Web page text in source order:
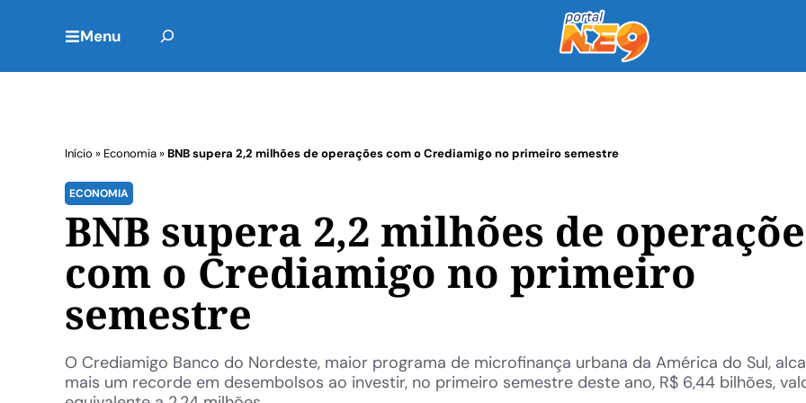
Menu
Início » Economia»BNB supera 2,2 milhões de operações com o Crediamigo no primeiro semestre
ECONOMIA
BNB supera 2,2 milhões de
com o Crediamigo no primeiro
semestre
O Crediamigo Banco do Nordeste, maior programa de microfinança urbana da América do Sul,
mais um recorde em desembolsos ao investir, no primeiro semestre deste ano, R$ 6,44 bilhões,